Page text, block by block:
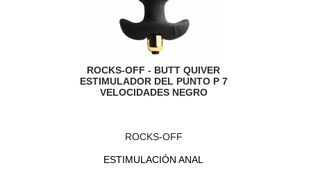
ROCKS-OFF - BUTT QUIVER
ESTIMULADOR DEL PUNTO P 7
VELOCIDADES NEGRO
ROCKS-OFF
ESTIMULACIÓN ANAL